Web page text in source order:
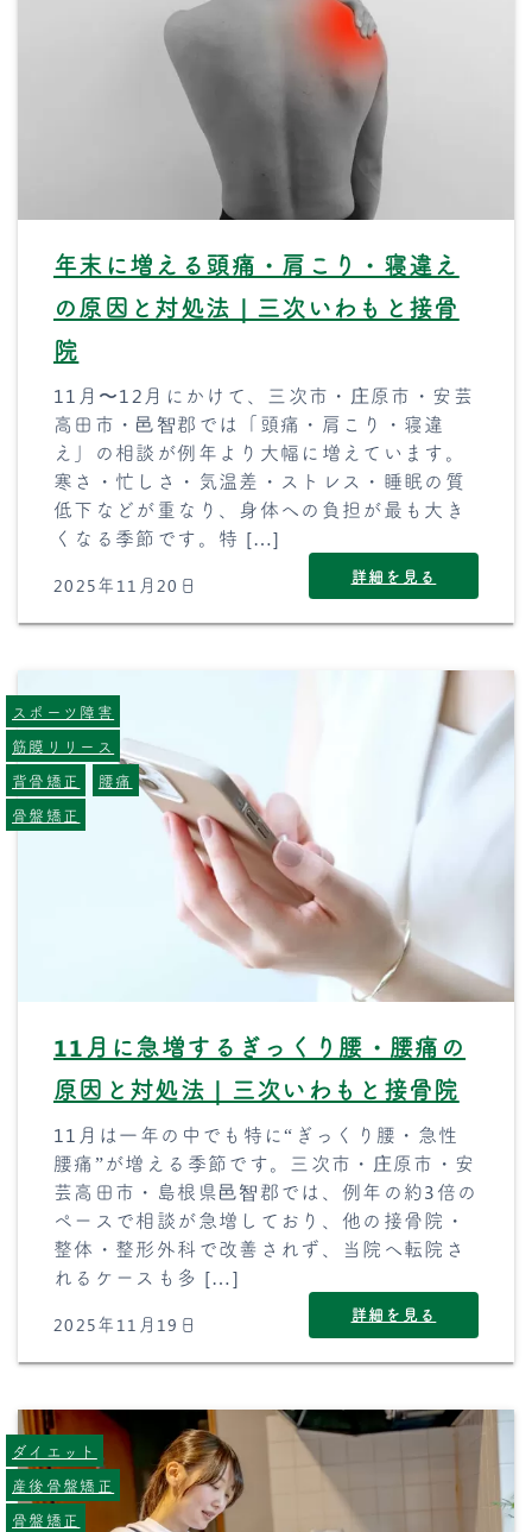
年末に増える頭痛・肩こり・寝違え
の原因と対処法｜三次いわもと接骨
院
11月〜12月にかけて、三次市・庄原市・安芸
高田市・邑智郡では「頭痛・肩こり・寝違
え」の相談が例年より大幅に増えています。
寒さ・忙しさ・気温差・ストレス・睡眠の質
低下などが重なり、身体への負担が最も大き
くなる季節です。特 […]
2025年11月20日 詳細を見る
11月に急増するぎっくり腰・腰痛の
原因と対処法｜三次いわもと接骨院
11月は一年の中でも特に“ぎっくり腰・急性
腰痛”が増える季節です。三次市・庄原市・安
芸高田市・島根県邑智郡では、例年の約3倍の
ペースで相談が急増しており、他の接骨院・
整体・整形外科で改善されず、当院へ転院さ
れるケースも多 […]
2025年11月19日 詳細を見る
スポーツ障害
筋膜リリース
背骨矯正
腰痛
骨盤矯正
ダイエット
産後骨盤矯正
骨盤矯正